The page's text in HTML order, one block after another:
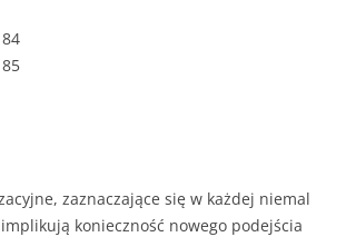
84
85
zaznaczające się w każdej niemal
konieczność nowego podejścia